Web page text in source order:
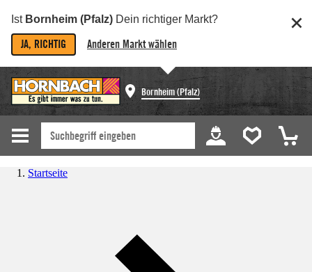
Ist Bornheim (Pfalz) Dein richtiger Markt?
JA, RICHTIG Anderen Markt wählen
Bornheim (Pfalz)
Startseite